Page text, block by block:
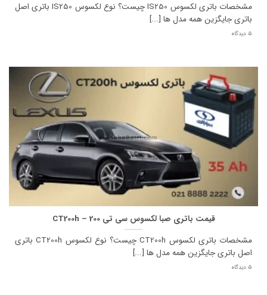
مشخصات باتری لکسوس IS250 چیست؟ نوع لکسوس IS250 باتری اصل
باتری جایگزین همه مدل ها [...]
5 دیدگاه
قیمت باتری صبا لکسوس سی تی 200 – CT200h
مشخصات باتری لکسوس CT200h چیست؟ نوع لکسوس CT200h باتری
اصل باتری جایگزین همه مدل ها [...]
5 دیدگاه